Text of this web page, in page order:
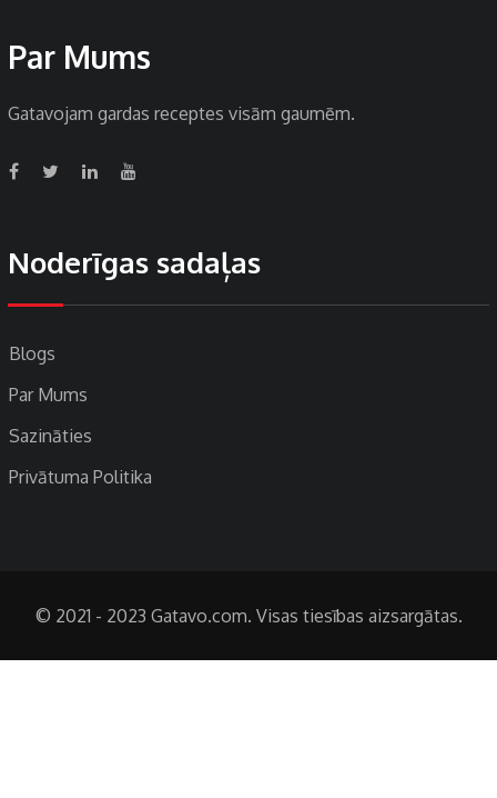
Par Mums
Gatavojam gardas receptes visām gaumēm.
Noderīgas sadaļas
Blogs
Par Mums
Sazināties
Privātuma Politika
© 2021 - 2023 Gatavo.com. Visas tiesības aizsargātas.